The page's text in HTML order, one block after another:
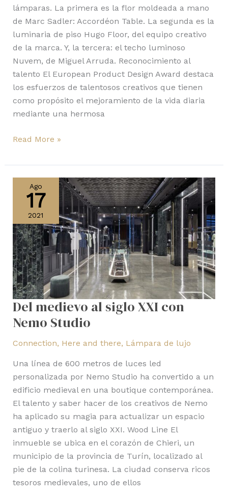
lámparas. La primera es la flor moldeada a mano
de Marc Sadler: Accordéon Table. La segunda es la
luminaria de piso Hugo Floor, del equipo creativo
de la marca. Y, la tercera: el techo luminoso
Nuvem, de Miguel Arruda. Reconocimiento al
talento El European Product Design Award destaca
los esfuerzos de talentosos creativos que tienen
como propósito el mejoramiento de la vida diaria
mediante una hermosa
Read More »
Ago
17
2021
Del medievo al siglo XXI con
Nemo Studio
Connection, Here and there, Lámpara de lujo
Una línea de 600 metros de luces led
personalizada por Nemo Studio ha convertido a un
edificio medieval en una boutique contemporánea.
El talento y saber hacer de los creativos de Nemo
ha aplicado su magia para actualizar un espacio
antiguo y traerlo al siglo XXI. Wood Line El
inmueble se ubica en el corazón de Chieri, un
municipio de la provincia de Turín, localizado al
pie de la colina turinesa. La ciudad conserva ricos
tesoros medievales, uno de ellos
medievo
XXI
con
Nemo
Studio